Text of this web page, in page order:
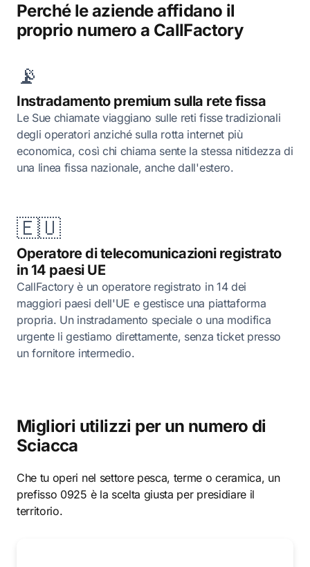
Perché le aziende affidano il
proprio numero a CallFactory
📡
Instradamento premium sulla rete fissa
Le Sue chiamate viaggiano sulle reti fisse tradizionali
degli operatori anziché sulla rotta internet più
economica, così chi chiama sente la stessa nitidezza di
una linea fissa nazionale, anche dall'estero.
🇪🇺
Operatore di telecomunicazioni registrato
in 14 paesi UE
CallFactory è un operatore registrato in 14 dei
maggiori paesi dell'UE e gestisce una piattaforma
propria. Un instradamento speciale o una modifica
urgente li gestiamo direttamente, senza ticket presso
un fornitore intermedio.
Migliori utilizzi per un numero di
Sciacca
Che tu operi nel settore pesca, terme o ceramica, un
prefisso 0925 è la scelta giusta per presidiare il
territorio.